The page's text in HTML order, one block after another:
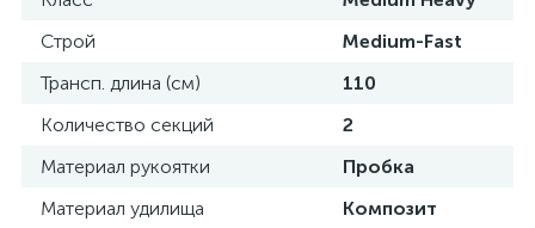
Строй
Medium-Fast
Трансп. длина (см)
110
Количество секций
2
Материал рукоятки
Пробка
Материал удилища
Композит